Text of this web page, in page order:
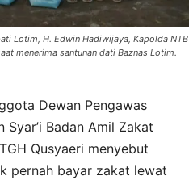
Lotim, H. Edwin Hadiwijaya, Kapolda NTB
menerima santunan dati Baznas Lotim.
Dewan Pengawas
Syar’i Badan Amil Zakat
Qusyaeri menyebut
pernah bayar zakat lewat